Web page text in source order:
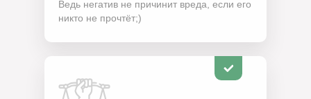
Ведь негатив не причинит вреда, если его
никто не прочтёт;)